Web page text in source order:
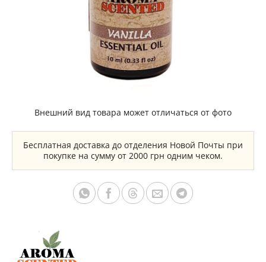
Внешний вид товара может отличаться от фото
Бесплатная доставка до отделения Новой Почты при
покупке на сумму от 2000 грн одним чеком.